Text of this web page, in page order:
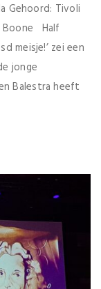
Gehoord: Tivoli
Boone Half
meisje!’ zei een
jonge
Balestra heeft